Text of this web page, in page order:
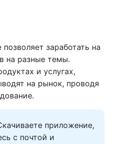
заработать на
на разные темы.
и услугах,
на рынок, проводя
приложение,
с почтой и